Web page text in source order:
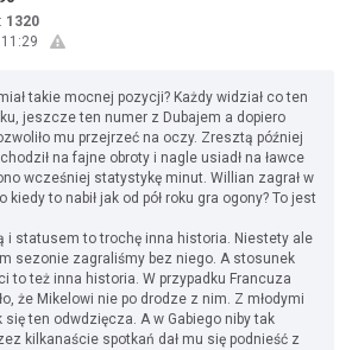
1320
takie mocnej pozycji? Każdy widział co ten
jeszcze ten numer z Dubajem a dopiero
mu przejrzeć na oczy. Zresztą później
na fajne obroty i nagle usiadł na ławce
wcześniej statystykę minut. Willian zagrał w
to nabił jak od pół roku gra ogony? To jest
i statusem to trochę inna historia. Niestety ale
sezonie zagraliśmy bez niego. A stosunek
to też inna historia. W przypadku Francuza
że Mikelowi nie po drodze z nim. Z młodymi
się ten odwdzięcza. A w Gabiego niby tak
kilkanaście spotkań dał mu się podnieść z